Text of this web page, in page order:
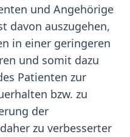
und Angehörige
davon auszugehen,
in einer geringeren
und somit dazu
Patienten zur
bzw. zu
der
zu verbesserter